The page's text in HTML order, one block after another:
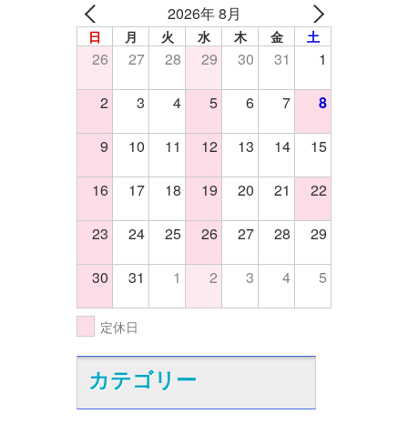
2026年 8月
日 月 火 水 木 金 土
26 27 28 29 30 31 1
2 3 4 5 6 7 8
9 10 11 12 13 14 15
16 17 18 19 20 21 22
23 24 25 26 27 28 29
30 31 1 2 3 4 5
定休日
カテゴリー